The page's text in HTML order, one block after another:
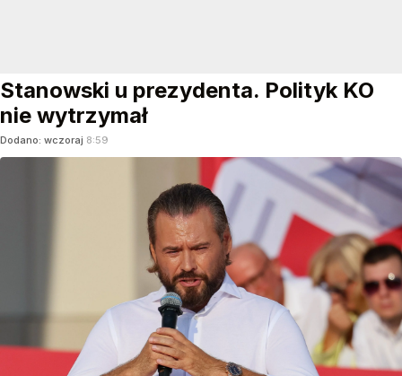
Stanowski u prezydenta. Polityk KO
nie wytrzymał
Dodano: wczoraj 8:59